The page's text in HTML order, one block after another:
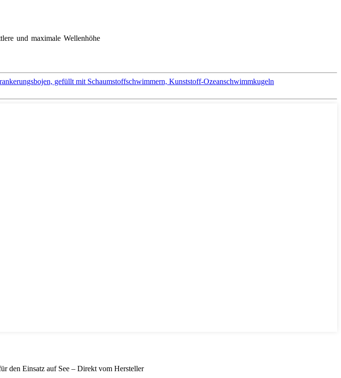
und maximale Wellenhöhe
gefüllt mit Schaumstoffschwimmern, Kunststoff-Ozeanschwimmkugeln